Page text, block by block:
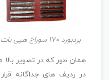
بردبورد 170 سوراخ هپی بات
همان طور که در تصویر بالا
در ردیف های جداگانه قرار